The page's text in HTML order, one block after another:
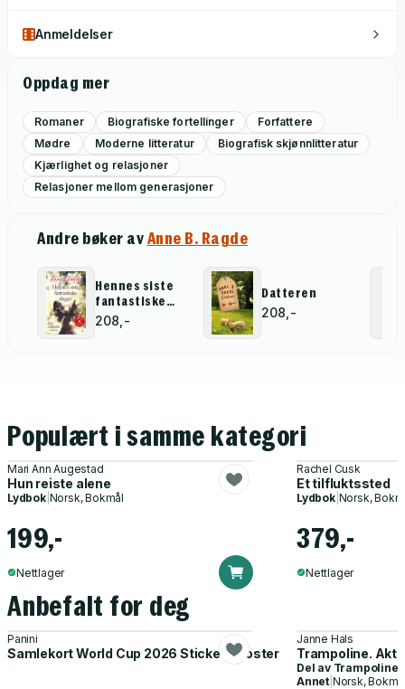
Anmeldelser
Oppdag mer
Romaner Biografiske fortellinger
Forfattere
Mødre
Moderne litteratur
Biografisk skjønnlitteratur
Kjærlighet og relasjoner
Relasjoner mellom generasjoner
Andre bøker avAnne B. Ragde
Hennes siste
fantastiske
dager
208,-
Datteren
208,-
Populært i samme kategori
Mari Ann Augestad
Hun reiste alene
Lydbok| Norsk, Bokmål
199,-
Nettlager
Rachel Cusk
Et tilfluktssted
Lydbok| Norsk,
379,-
Nettlager
Anbefalt for deg
Panini
Samlekort World Cup 2026 Sticker Booster
Janne Hals
Trampoline.
Del av Trampoline
Annet| Norsk,